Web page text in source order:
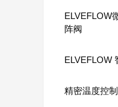
ELVEFLOW
阵阀
ELVEFLOW
精密温度控